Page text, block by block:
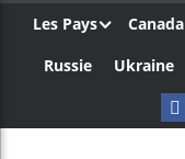
Les Pays Canada
Russie
Ukraine